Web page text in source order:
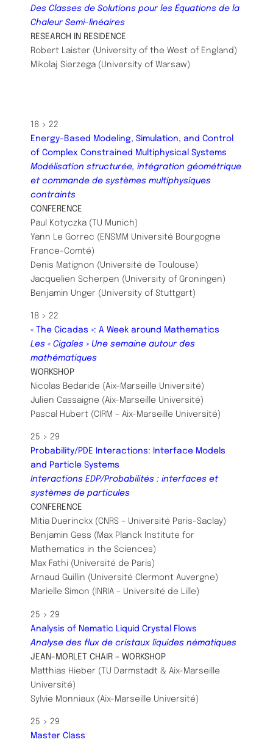
Des Classes de Solutions pour les Équations de la
Chaleur Semi-linéaires
RESEARCH IN RESIDENCE
Robert Laister (University of the West of England)
Mikolaj Sierzega (University of Warsaw)
18 > 22
Energy-Based Modeling, Simulation, and Control
of Complex Constrained Multiphysical Systems
Modélisation structurée, intégration géométrique
et commande de systèmes multiphysiques
contraints
CONFERENCE
Paul Kotyczka (TU Munich)
Yann Le Gorrec (ENSMM Université Bourgogne
France-Comté)
Denis Matignon (Université de Toulouse)
Jacquelien Scherpen (University of Groningen)
Benjamin Unger (University of Stuttgart)
18 > 22
« The Cicadas »: A Week around Mathematics
Les « Cigales » Une semaine autour des
mathématiques
WORKSHOP
Nicolas Bedaride (Aix-Marseille Université)
Julien Cassaigne (Aix-Marseille Université)
Pascal Hubert (CIRM – Aix-Marseille Université)
25 > 29
Probability/PDE Interactions: Interface Models
and Particle Systems
Interactions EDP/Probabilités : interfaces et
systèmes de particules
CONFERENCE
Mitia Duerinckx (CNRS – Université Paris-Saclay)
Benjamin Gess (Max Planck Institute for
Mathematics in the Sciences)
Max Fathi (Université de Paris)
Arnaud Guillin (Université Clermont Auvergne)
Marielle Simon (INRIA – Université de Lille)
25 > 29
Analysis of Nematic Liquid Crystal Flows
Analyse des flux de cristaux liquides nématiques
JEAN-MORLET CHAIR – WORKSHOP
Matthias Hieber (TU Darmstadt & Aix-Marseille
Université)
Sylvie Monniaux (Aix-Marseille Université)
25 > 29
Master Class